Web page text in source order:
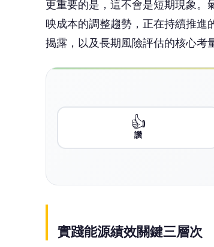
設計，是能源績效的起點。工程
字往往都很漂亮。但實際投入營
效。這個落差，在建築實際運作中
而政策，則是成本結構的不穩定變